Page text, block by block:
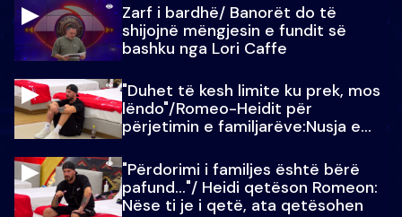
Zarf i bardhë/ Banorët do të
shijojnë mëngjesin e fundit së
bashku nga Lori Caffe
"Duhet të kesh limite ku prek, mos
lëndo"/Romeo-Heidit për
përjetimin e familjarëve:Nusja e
"Përdorimi i familjes është bërë
pafund…"/ Heidi qetëson Romeon:
Nëse ti je i qetë, ata qetësohen